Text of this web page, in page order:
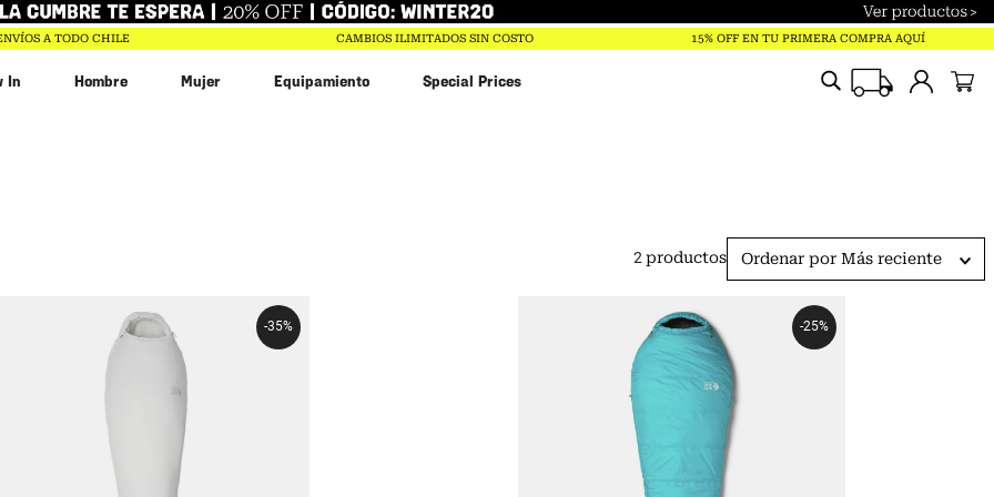
A TODO CHILE CAMBIOS ILIMITADOS SIN COSTO 15% OFF EN TU PRIMERA COMPRA AQUÍ
In Hombre Mujer Equipamiento Special Prices
2productos Ordenar por Más reciente
-35% -25%
Sugerencias